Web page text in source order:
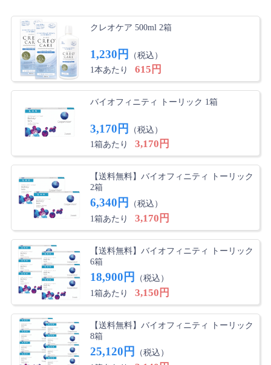
クレオケア 500ml 2箱
1,230円
（税込）
1本あたり
615円
バイオフィニティ トーリック 1箱
3,170円
（税込）
1箱あたり
3,170円
【送料無料】バイオフィニティ トーリック
2箱
6,340円
（税込）
1箱あたり
3,170円
【送料無料】バイオフィニティ トーリック
6箱
18,900円
（税込）
1箱あたり
3,150円
【送料無料】バイオフィニティ トーリック
8箱
25,120円
（税込）